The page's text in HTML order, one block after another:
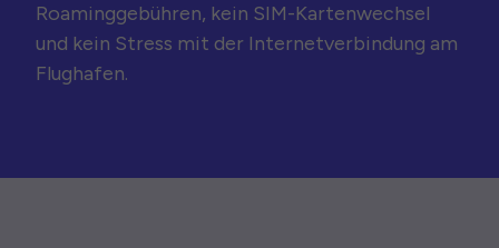
Roaminggebühren, kein SIM-Kartenwechsel
und kein Stress mit der Internetverbindung am
Flughafen.